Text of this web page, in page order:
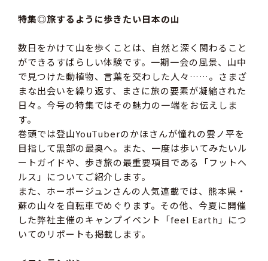
特集◎旅するように歩きたい日本の山
数日をかけて山を歩くことは、自然と深く関わること
ができるすばらしい体験です。一期一会の風景、山中
で見つけた動植物、言葉を交わした人々……。さまざ
まな出会いを繰り返す、まさに旅の要素が凝縮された
日々。今号の特集ではその魅力の一端をお伝えしま
す。
巻頭では登山YouTuberのかほさんが憧れの雲ノ平を
目指して黒部の最奥へ。また、一度は歩いてみたいル
ートガイドや、歩き旅の最重要項目である「フットヘ
ルス」についてご紹介します。
また、ホーボージュンさんの人気連載では、熊本県・
蘇の山々を自転車でめぐります。その他、今夏に開催
した弊社主催のキャンプイベント「feel Earth」につ
いてのリポートも掲載します。